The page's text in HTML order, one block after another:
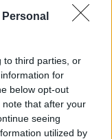
to third parties, or
for
below opt-out
that after your
seeing
utilized by